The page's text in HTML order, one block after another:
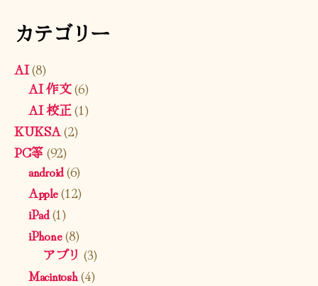
カテゴリー
AI(8)
AI 作文(6)
AI 校正(1)
KUKSA(2)
PC等(92)
android(6)
Apple(12)
iPad(1)
iPhone(8)
アプリ (3)
Macintosh(4)